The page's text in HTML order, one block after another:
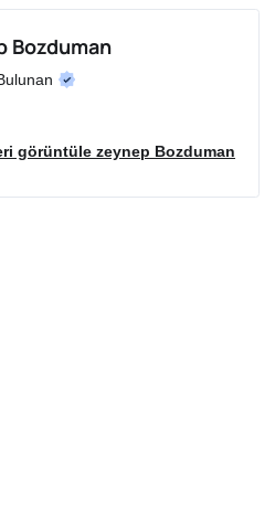
Bozduman
görüntüle zeynep Bozduman